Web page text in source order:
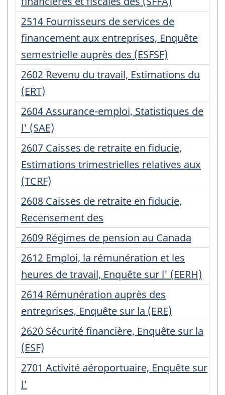
:
Numéro
d'enregistrement
:
2514 Fournisseurs de services de
financement aux entreprises, Enquête
semestrielle auprès des (ESFSF)
Numéro
d'enregistrement
:
2602 Revenu du travail, Estimations du
(ERT)
Numéro
d'enregistrement
:
2604 Assurance-emploi, Statistiques de
l' (SAE)
Numéro
d'enregistrement
:
2607 Caisses de retraite en fiducie,
Estimations trimestrielles relatives aux
(TCRF)
Numéro
d'enregistrement
:
2608 Caisses de retraite en fiducie,
Recensement des
Numéro
d'enregistrement
:
2609 Régimes de pension au Canada
Numéro
d'enregistrement
:
2612 Emploi, la rémunération et les
heures de travail, Enquête sur l' (EERH)
Numéro
d'enregistrement
:
2614 Rémunération auprès des
entreprises, Enquête sur la (ERE)
Numéro
d'enregistrement
:
2620 Sécurité financière, Enquête sur la
(ESF)
Numéro
d'enregistrement
2701 Activité aéroportuaire, Enquête sur
l'